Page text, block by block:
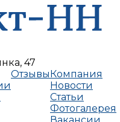
47
ОтзывыКомпания
Новости
Статьи
Фотогалерея